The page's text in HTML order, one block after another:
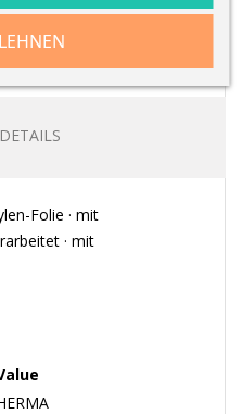
Folie · mit
· mit